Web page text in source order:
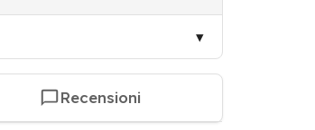
Recensioni